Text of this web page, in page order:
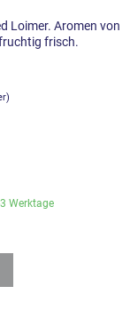
Loimer. Aromen von
frisch.
Werktage